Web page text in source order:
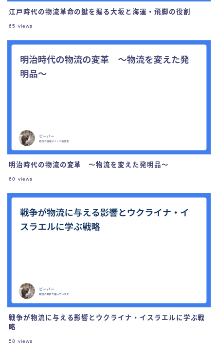
江戸時代の物流革命の鍵を握る大坂と海運・飛脚の役割
65 views
明治時代の物流の変革 ～物流を変えた発明品～
60 views
戦争が物流に与える影響とウクライナ・イスラエルに学ぶ戦
略
58 views